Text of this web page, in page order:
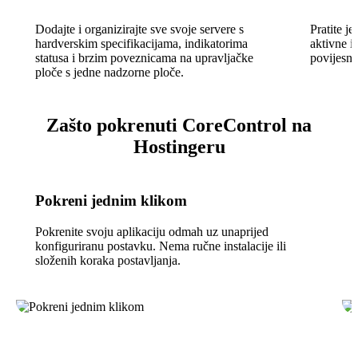
Dodajte i organizirajte sve svoje servere s
hardverskim specifikacijama, indikatorima
statusa i brzim poveznicama na upravljačke
ploče s jedne nadzorne ploče.
Pratite
aktivne
Zašto pokrenuti CoreControl na
Hostingeru
Pokreni jednim klikom
Pokrenite svoju aplikaciju odmah uz unaprijed
konfiguriranu postavku. Nema ručne instalacije ili
složenih koraka postavljanja.